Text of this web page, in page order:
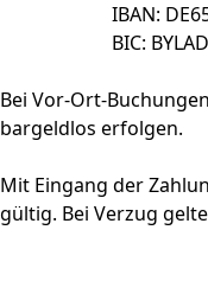
IBAN:
BIC:
Bei Vor-Ort-
bargeldlos erfolgen.
Mit Eingang der
gültig. Bei Verzug